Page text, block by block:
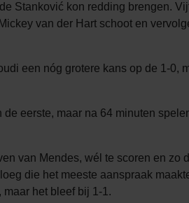
Stanković kon redding brengen.
van der Hart schoot en
een nóg grotere kans op de 1-0,
eerste, maar na 64 minuten
van Mendes, wél te scoren en
die het meeste aanspraak
het bleef bij 1-1.